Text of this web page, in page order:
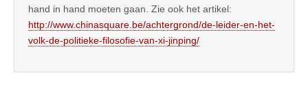
hand in hand moeten gaan. Zie ook het artikel:
http://www.chinasquare.be/achtergrond/de-leider-en-het-
volk-de-politieke-filosofie-van-xi-jinping/